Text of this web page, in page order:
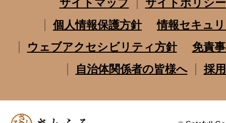
サイトマップ
サイトポリシー
個人情報保護方針
情報セキュ
ウェブアクセシビリティ方針
免責
自治体関係者の皆様へ
採